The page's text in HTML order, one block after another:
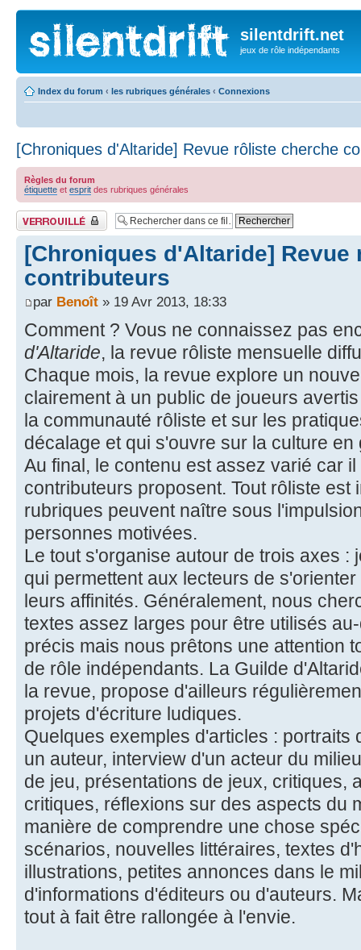
silentdrift.net
jeux de rôle indépendants
Index du forum ‹ les rubriques générales ‹ Connexions
[Chroniques d'Altaride] Revue rôliste cherche
Règles du forum
étiquette et esprit des rubriques générales
Fil verrouillé
[Chroniques d'Altaride] Revue
contributeurs
par Benoît » 19 Avr 2013, 18:33
Comment ? Vous ne connaissez pas
d'Altaride, la revue rôliste mensuelle
Chaque mois, la revue explore un
clairement à un public de joueurs
la communauté rôliste et sur les
décalage et qui s'ouvre sur la culture en
Au final, le contenu est assez varié car
contributeurs proposent. Tout rôliste est
rubriques peuvent naître sous
personnes motivées.
Le tout s'organise autour de trois axes :
qui permettent aux lecteurs de
leurs affinités. Généralement, nous
textes assez larges pour être utilisés
précis mais nous prêtons une attention
de rôle indépendants. La Guilde
la revue, propose d'ailleurs
projets d'écriture ludiques.
Quelques exemples d'articles : portraits
un auteur, interview d'un acteur du
de jeu, présentations de jeux, critiques,
critiques, réflexions sur des aspects du
manière de comprendre une chose
scénarios, nouvelles littéraires, textes
illustrations, petites annonces dans le
d'informations d'éditeurs ou d'auteurs.
tout à fait être rallongée à l'envie.